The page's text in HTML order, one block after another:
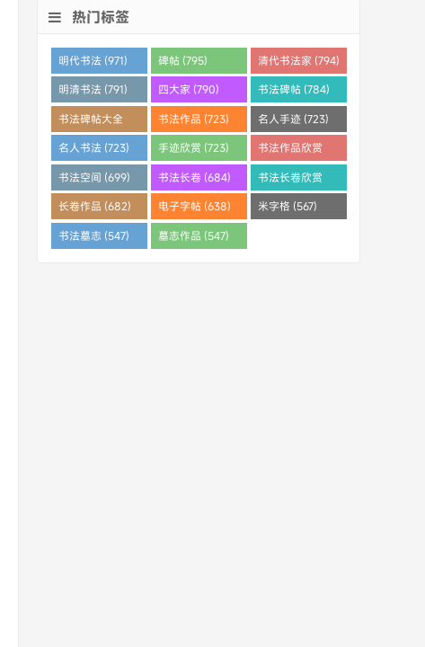
热门标签
明代书法 (971) 碑帖 (795) 清代书法家 (794)
明清书法 (791) 四大家 (790) 书法碑帖 (784)
书法碑帖大全
(784)
书法作品 (723) 名人手迹 (723)
名人书法 (723) 手迹欣赏 (723)
书法作品欣赏
(710)
书法空间 (699) 书法长卷 (684)
书法长卷欣赏
(682)
长卷作品 (682) 电子字帖 (638) 米字格 (567)
书法墓志 (547) 墓志作品 (547)